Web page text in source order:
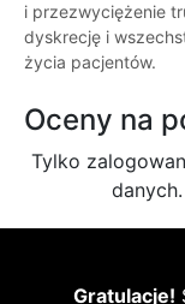
i przezwyciężenie
dyskrecję i
życia pacjentów.
Oceny na
Tylko
danych.
Gratulacje!